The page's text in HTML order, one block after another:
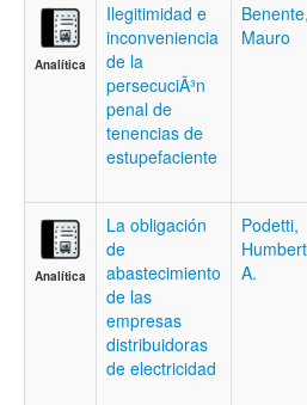
Analítica
Ilegitimidad e
inconveniencia
de la
persecuciÃ³n
penal de
tenencias de
estupefaciente
Benente,
Mauro
Analítica
La obligación
de
abastecimiento
de las
empresas
distribuidoras
de electricidad
Podetti,
A.